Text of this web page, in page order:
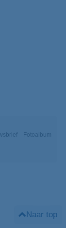
Fotoalbum
Naar top